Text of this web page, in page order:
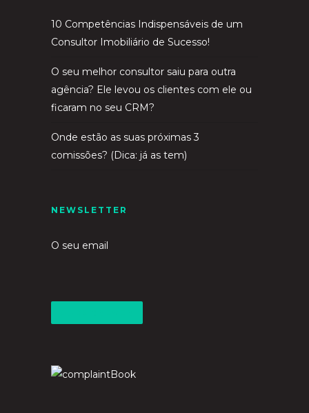
10 Competências Indispensáveis de um
Consultor Imobiliário de Sucesso!
O seu melhor consultor saiu para outra
agência? Ele levou os clientes com ele ou
ficaram no seu CRM?
Onde estão as suas próximas 3
comissões? (Dica: já as tem)
NEWSLETTER
O seu email